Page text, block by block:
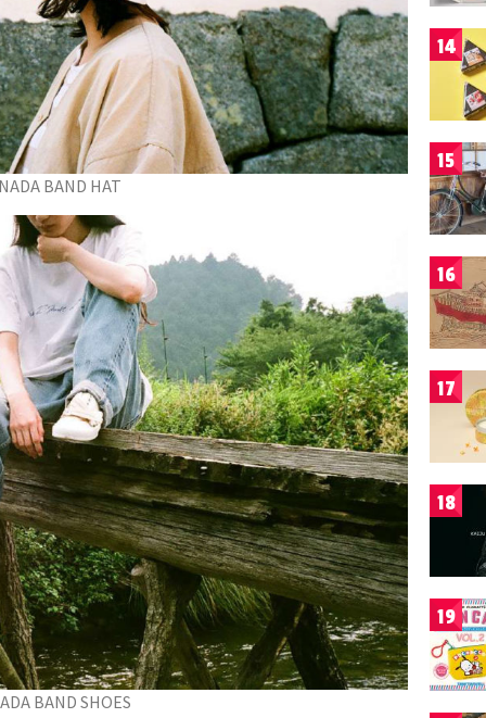
BAND HAT
BAND SHOES
14
15
16
17
18
19